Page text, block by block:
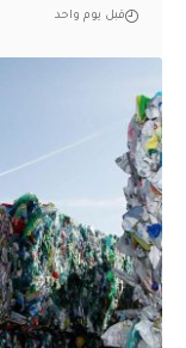
قبل يوم واحد